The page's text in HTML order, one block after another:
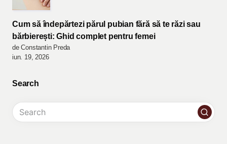
Cum să îndepărtezi părul pubian fără să te răzi sau
bărbierești: Ghid complet pentru femei
de Constantin Preda
iun. 19, 2026
Search